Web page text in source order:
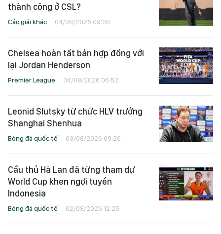
thành công ở CSL?
Các giải khác 04/08/2026 09:08
Chelsea hoàn tất bản hợp đồng với
lại Jordan Henderson
Premier League 04/08/2026 06:52
Leonid Slutsky từ chức HLV trưởng
Shanghai Shenhua
Bóng đá quốc tế 03/08/2026 09:26
Cầu thủ Hà Lan đã từng tham dự
World Cup khen ngợi tuyển
Indonesia
Bóng đá quốc tế 02/08/2026 12:25